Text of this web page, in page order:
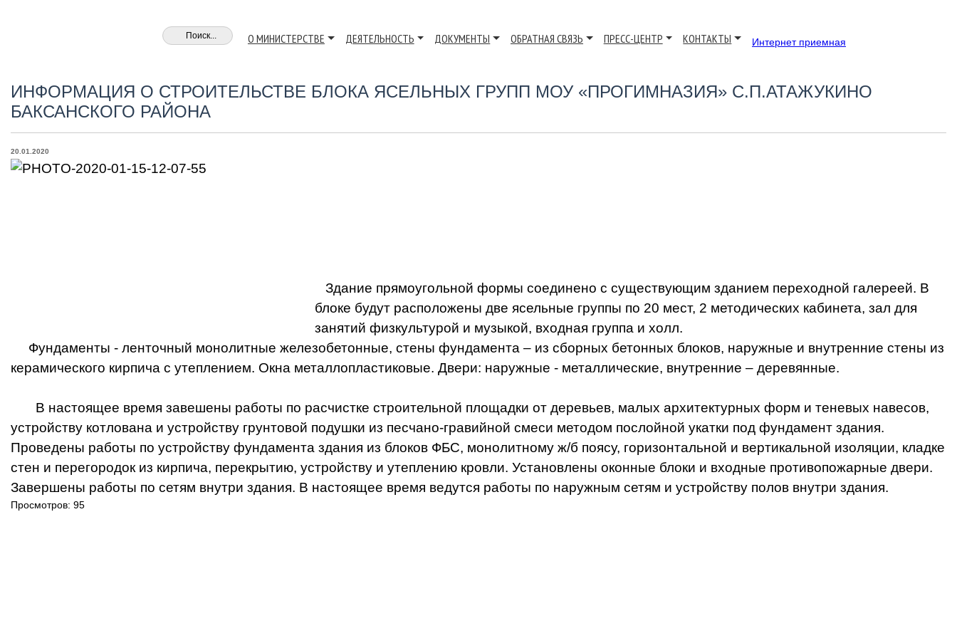
Интернет приемная
О МИНИСТЕРСТВЕ ДЕЯТЕЛЬНОСТЬ ДОКУМЕНТЫ ОБРАТНАЯ СВЯЗЬ ПРЕСС-ЦЕНТР КОНТАКТЫ
ИНФОРМАЦИЯ О СТРОИТЕЛЬСТВЕ БЛОКА ЯСЕЛЬНЫХ ГРУПП МОУ «ПРОГИМНАЗИЯ» С.П.АТАЖУКИНО
БАКСАНСКОГО РАЙОНА
20.01.2020
Здание прямоугольной формы соединено с существующим зданием переходной галереей. В
блоке будут расположены две ясельные группы по 20 мест, 2 методических кабинета, зал для
занятий физкультурой и музыкой, входная группа и холл.
Фундаменты - ленточный монолитные железобетонные, стены фундамента – из сборных бетонных блоков, наружные и внутренние стены из
керамического кирпича с утеплением. Окна металлопластиковые. Двери: наружные - металлические, внутренние – деревянные.
В настоящее время завешены работы по расчистке строительной площадки от деревьев, малых архитектурных форм и теневых навесов,
устройству котлована и устройству грунтовой подушки из песчано-гравийной смеси методом послойной укатки под фундамент здания.
Проведены работы по устройству фундамента здания из блоков ФБС, монолитному ж/б поясу, горизонтальной и вертикальной изоляции, кладке
стен и перегородок из кирпича, перекрытию, устройству и утеплению кровли. Установлены оконные блоки и входные противопожарные двери.
Завершены работы по сетям внутри здания. В настоящее время ведутся работы по наружным сетям и устройству полов внутри здания.
Просмотров: 95